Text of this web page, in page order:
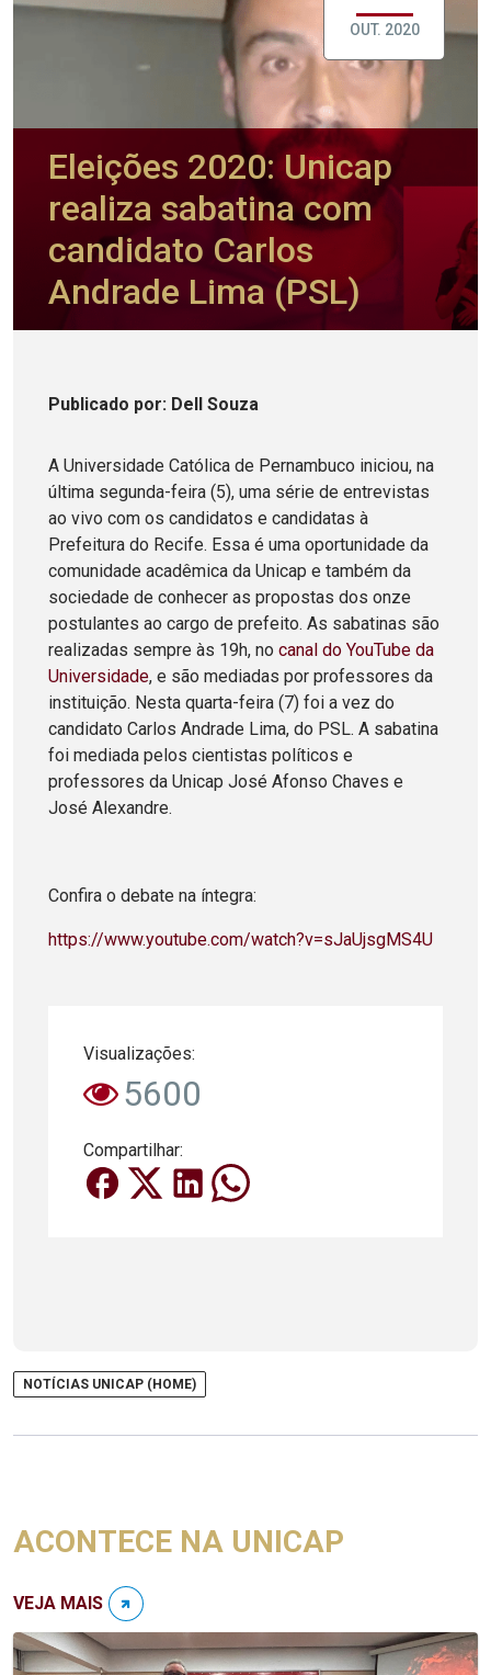
OUT. 2020
Eleições 2020: Unicap
realiza sabatina com
candidato Carlos
Andrade Lima (PSL)
Publicado por: Dell Souza
A Universidade Católica de Pernambuco iniciou, na
última segunda-feira (5), uma série de entrevistas
ao vivo com os candidatos e candidatas à
Prefeitura do Recife. Essa é uma oportunidade da
comunidade acadêmica da Unicap e também da
sociedade de conhecer as propostas dos onze
postulantes ao cargo de prefeito. As sabatinas são
realizadas sempre às 19h, no canal do YouTube da
Universidade, e são mediadas por professores da
instituição. Nesta quarta-feira (7) foi a vez do
candidato Carlos Andrade Lima, do PSL. A sabatina
foi mediada pelos cientistas políticos e
professores da Unicap José Afonso Chaves e
José Alexandre.
Confira o debate na íntegra:
https://www.youtube.com/watch?v=sJaUjsgMS4U
Visualizações:
5600
Compartilhar:
NOTÍCIAS UNICAP (HOME)
ACONTECE NA UNICAP
VEJA MAIS